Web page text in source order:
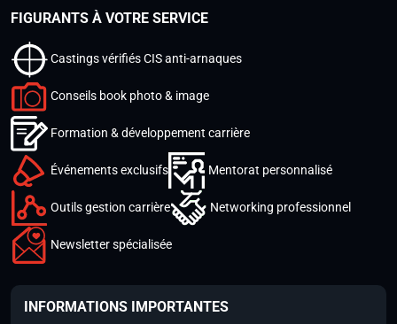
FIGURANTS À VOTRE SERVICE
Castings vérifiés CIS anti-arnaques
Conseils book photo & image
Formation & développement carrière
Événements exclusifs Mentorat personnalisé
Outils gestion carrière Networking professionnel
Newsletter spécialisée
INFORMATIONS IMPORTANTES